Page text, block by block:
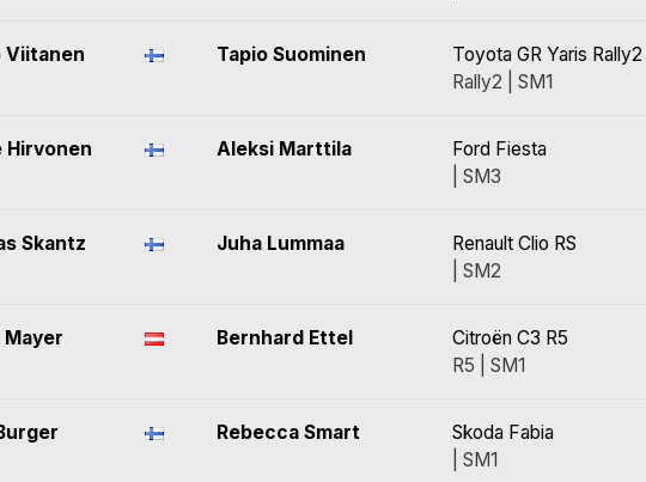
Viitanen Tapio Suominen
Toyota GR Yaris Rally2
Rally2 | SM1
Hirvonen Aleksi Marttila
Ford Fiesta
| SM3
Skantz Juha Lummaa
Renault Clio RS
| SM2
Mayer Bernhard Ettel
Citroën C3 R5
R5 | SM1
Rebecca Smart
Skoda Fabia
| SM1